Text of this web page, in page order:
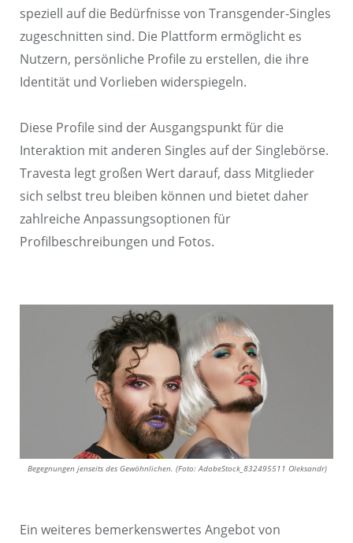
speziell auf die Bedürfnisse von Transgender-Singles
zugeschnitten sind. Die Plattform ermöglicht es
Nutzern, persönliche Profile zu erstellen, die ihre
Identität und Vorlieben widerspiegeln.
Diese Profile sind der Ausgangspunkt für die
Interaktion mit anderen Singles auf der Singlebörse.
Travesta legt großen Wert darauf, dass Mitglieder
sich selbst treu bleiben können und bietet daher
zahlreiche Anpassungsoptionen für
Profilbeschreibungen und Fotos.
Begegnungen jenseits des Gewöhnlichen. (Foto: AdobeStock_832495511 Oleksandr)
Ein weiteres bemerkenswertes Angebot von